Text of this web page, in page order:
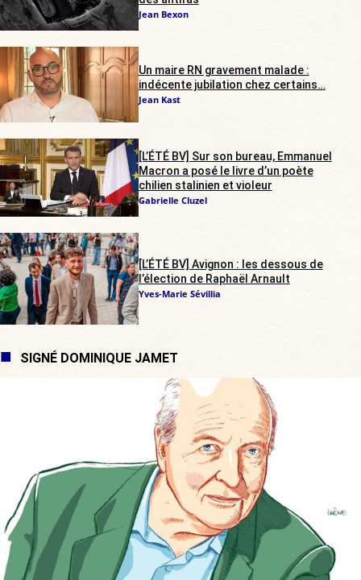
Jean Bexon
Un maire RN gravement malade :
indécente jubilation chez certains…
Jean Kast
[L’ÉTÉ BV] Sur son bureau, Emmanuel
Macron a posé le livre d’un poète
chilien stalinien et violeur
Gabrielle Cluzel
[L’ÉTÉ BV] Avignon : les dessous de
l’élection de Raphaël Arnault
Yves-Marie Sévillia
SIGNÉ DOMINIQUE JAMET